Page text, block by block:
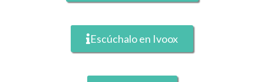
Escúchalo en Ivoox